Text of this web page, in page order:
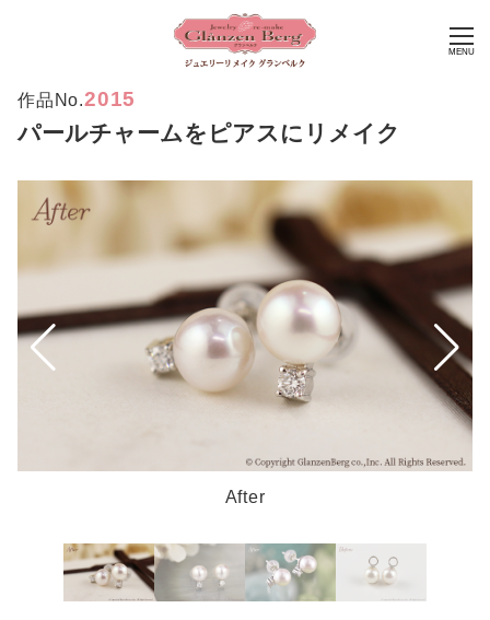
MENU
作品No.2015
パールチャームをピアスにリメイク
After